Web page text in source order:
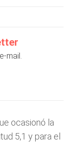
mail.
ocasionó la
5,1 y para el